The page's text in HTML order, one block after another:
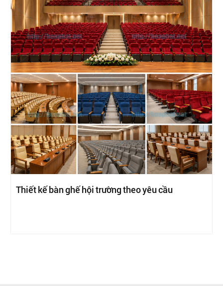
Thiết kế bàn ghế hội trường theo yêu cầu